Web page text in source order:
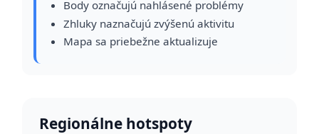
Body označujú nahlásené problémy
Zhluky naznačujú zvýšenú aktivitu
Mapa sa priebežne aktualizuje
Regionálne hotspoty